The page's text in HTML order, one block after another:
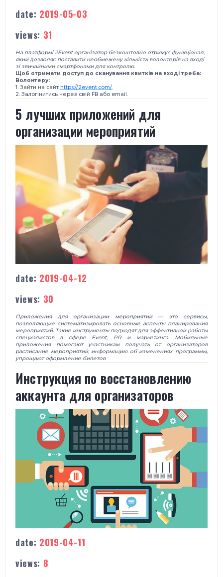
date: 2019-05-03
views: 31
На платформі 2Event організатор безкоштовно отримує функціонал,
який дозволяє поставити необмежену кількість волонтерів на вході
зі звичайними смартфонами для контролю.
Щоб отримати доступ до сканування квитків на вході треба:
Волонтеру:
1. Зайти на сайт https://2event.com/.
2. Залогінитись через свій FB або email.
5 лучших приложений для
организации мероприятий
date: 2019-04-12
views: 30
Приложения для организации мероприятий — это сервисы,
позволяющие систематизировать основные аспекты планирования
мероприятий. Такие инструменты подходят для эффективной работы
специалистов в сфере Event, PR и маркетинга. Мобильные
приложения помогают участникам получать от организаторов
расписание мероприятий, информацию об изменениях программы,
упрощают оформление билетов
Инструкция по восстановлению
аккаунта для организаторов
date: 2019-04-11
views: 8